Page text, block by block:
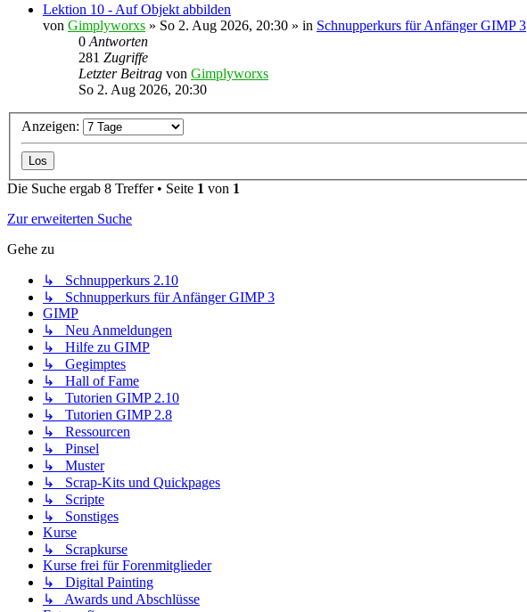
Lektion 10 - Auf Objekt abbilden
von Gimplyworxs » So 2. Aug 2026, 20:30 » in Schnupperkurs für Anfänger GIMP 3
0 Antworten
281 Zugriffe
Letzter Beitrag von Gimplyworxs
So 2. Aug 2026, 20:30
Anzeigen:
Die Suche ergab 8 Treffer • Seite 1 von 1
Zur erweiterten Suche
Gehe zu
↳ Schnupperkurs 2.10
↳ Schnupperkurs für Anfänger GIMP 3
GIMP
↳ Neu Anmeldungen
↳ Hilfe zu GIMP
↳ Gegimptes
↳ Hall of Fame
↳ Tutorien GIMP 2.10
↳ Tutorien GIMP 2.8
↳ Ressourcen
↳ Pinsel
↳ Muster
↳ Scrap-Kits und Quickpages
↳ Scripte
↳ Sonstiges
Kurse
↳ Scrapkurse
Kurse frei für Forenmitglieder
↳ Digital Painting
↳ Awards und Abschlüsse